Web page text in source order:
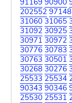
91169 90900
202552 97148
31060 31065
31092 30925
30971 30972
30776 30783
30763 30501
30268 30276
25533 25534
90343 90346
25530 25531